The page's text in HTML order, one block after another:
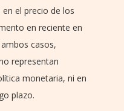
el precio de los
en reciente en
casos,
representan
monetaria, ni en
plazo.